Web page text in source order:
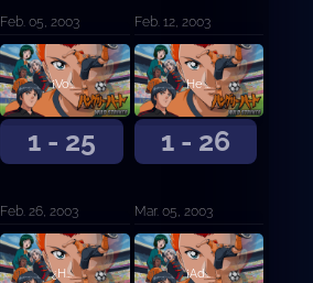
Feb. 05, 2003 Feb. 12, 2003
1 - 25
¡Voy a enfrentar el mundo del fútbol!
Feb. 26, 2003
1 - 26
He estado esperando esto
Mar. 05, 2003
¿Hacer lo que siempre hacemos? ¡Adelante, sargento Chin!